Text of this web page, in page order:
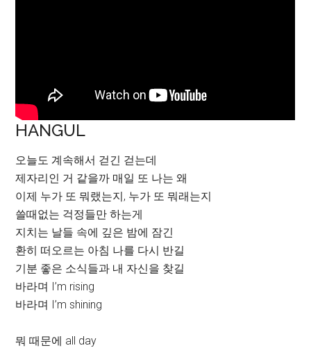
HANGUL
오늘도 계속해서 걷긴 걷는데
제자리인 거 같을까 매일 또 나는 왜
이제 누가 또 뭐랬는지, 누가 또 뭐래는지
쓸때없는 걱정들만 하는게
지치는 날들 속에 깊은 밤에 잠긴
환히 떠오르는 아침 나를 다시 반길
기분 좋은 소식들과 내 자신을 찾길
바라며 I’m rising
바라며 I’m shining
뭐 때문에 all day